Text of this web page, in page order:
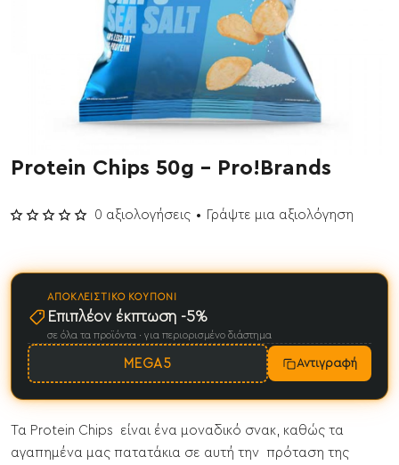
Protein Chips 50g - Pro!Brands
0 αξιολογήσεις • Γράψτε μια αξιολόγηση
ΑΠΟΚΛΕΙΣΤΙΚΌ ΚΟΥΠΌΝΙ
Επιπλέον έκπτωση -5%
σε όλα τα προϊόντα · για περιορισμένο διάστημα
MEGA5 Αντιγραφή
Τα Protein Chips είναι ένα μοναδικό σνακ, καθώς τα
αγαπημένα μας πατατάκια σε αυτή την πρόταση της